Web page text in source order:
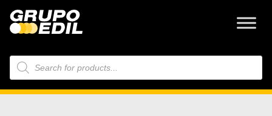
Búsqueda
de
productos